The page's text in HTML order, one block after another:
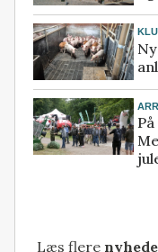
Læs flere